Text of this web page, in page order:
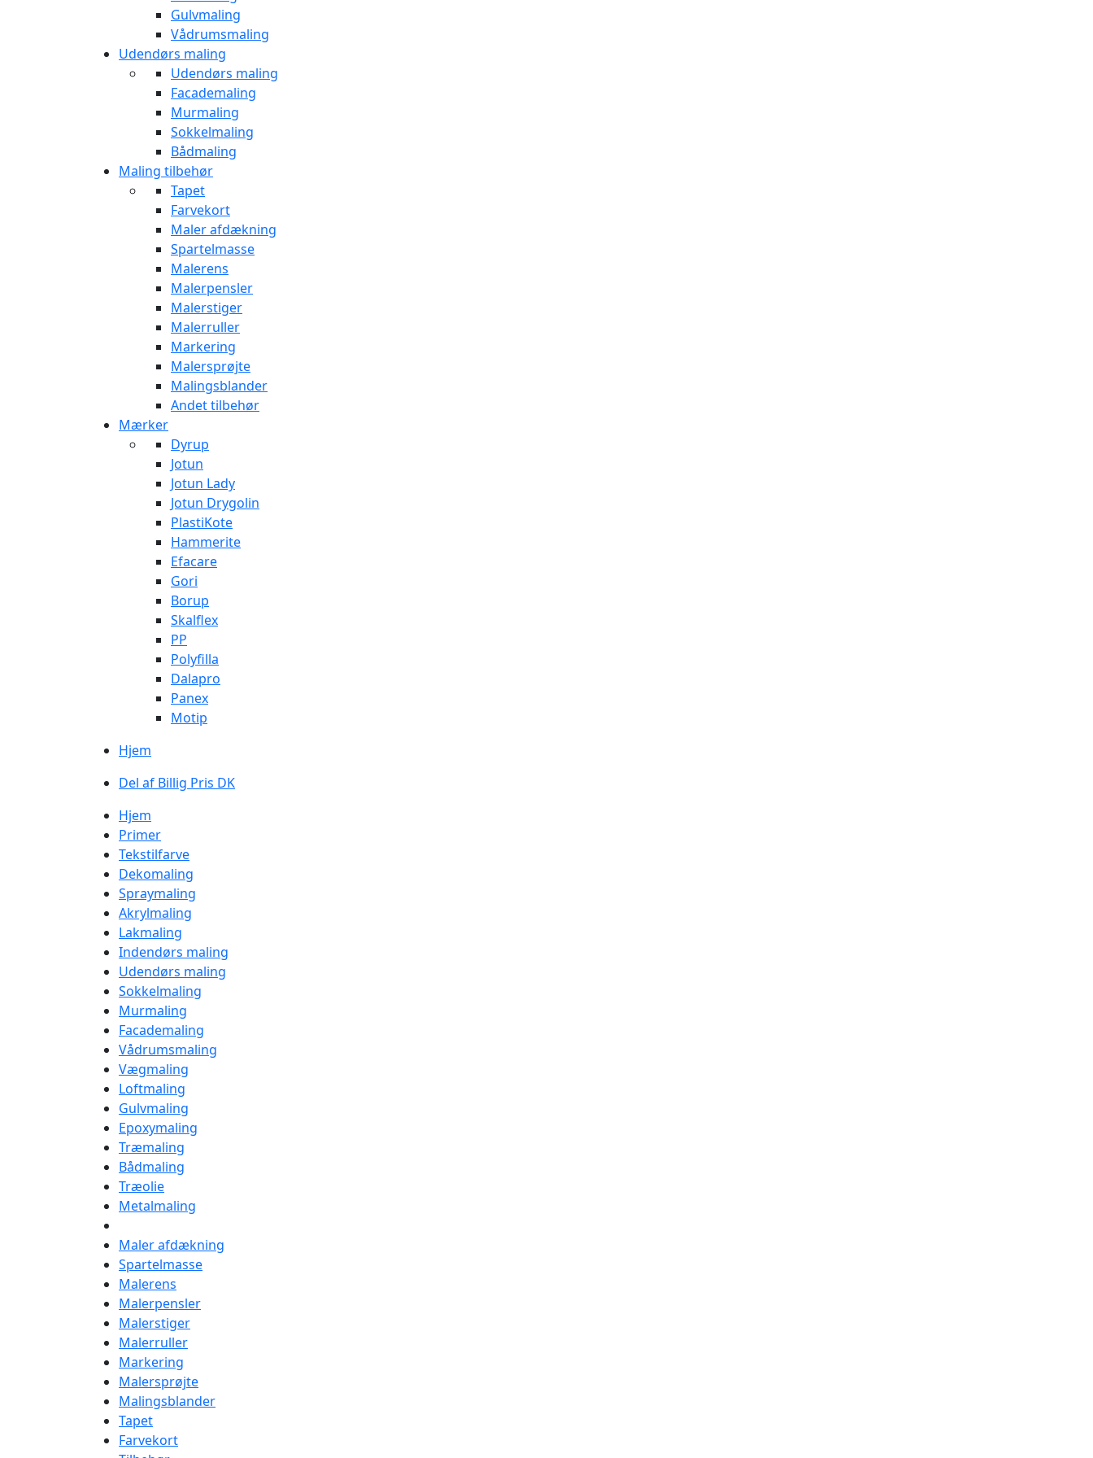
Gulvmaling
Vådrumsmaling
Udendørs maling
Udendørs maling
Facademaling
Murmaling
Sokkelmaling
Bådmaling
Maling tilbehør
Tapet
Farvekort
Maler afdækning
Spartelmasse
Malerens
Malerpensler
Malerstiger
Malerruller
Markering
Malersprøjte
Malingsblander
Andet tilbehør
Mærker
Dyrup
Jotun
Jotun Lady
Jotun Drygolin
PlastiKote
Hammerite
Efacare
Gori
Borup
Skalflex
PP
Polyfilla
Dalapro
Panex
Motip
Hjem
Del af Billig Pris DK
Hjem
Primer
Tekstilfarve
Dekomaling
Spraymaling
Akrylmaling
Lakmaling
Indendørs maling
Udendørs maling
Sokkelmaling
Murmaling
Facademaling
Vådrumsmaling
Vægmaling
Loftmaling
Gulvmaling
Epoxymaling
Træmaling
Bådmaling
Træolie
Metalmaling
Maler afdækning
Spartelmasse
Malerens
Malerpensler
Malerstiger
Malerruller
Markering
Malersprøjte
Malingsblander
Tapet
Farvekort